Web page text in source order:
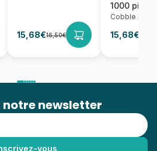
15,68€16,50€
1000
Cobble Hill
15,68€
notre newsletter